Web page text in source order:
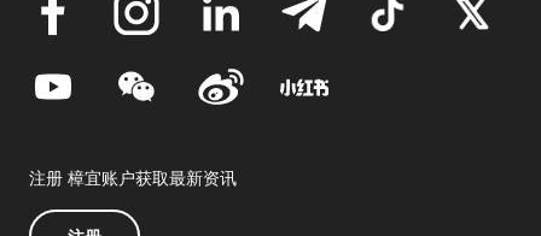
注册 樟宜账户获取最新资讯